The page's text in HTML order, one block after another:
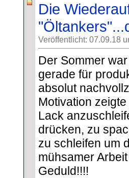
Die
Veröffentlicht: 07.09.18
Der Sommer
gerade für
absolut
Motivation
Lack
drücken, zu
zu schleifen um
mühsamer
Geduld!!!!